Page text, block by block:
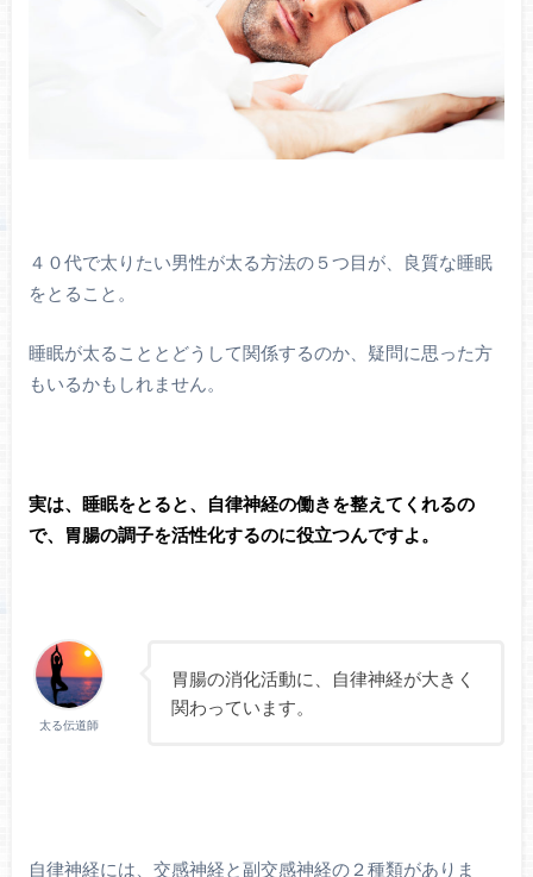
４０代で太りたい男性が太る方法の５つ目が、良質な睡眠
をとること。
睡眠が太ることとどうして関係するのか、疑問に思った方
もいるかもしれません。
実は、睡眠をとると、自律神経の働きを整えてくれるの
で、胃腸の調子を活性化するのに役立つんですよ。
太る伝道師
胃腸の消化活動に、自律神経が大きく
関わっています。
自律神経には、交感神経と副交感神経の２種類がありま